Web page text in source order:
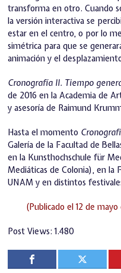
transforma en otro. Cuando
la versión interactiva se
estar en el centro, o por lo
simétrica para que se
animación y el
Cronografía II. Tiempo
de 2016 en la Academia de
y asesoría de Raimund
Hasta el momento
Galería de la Facultad de
en la Kunsthochschule für
Mediáticas de Colonia), en la
UNAM y en distintos
(Publicado el 12 de mayo
Post Views: 1.480